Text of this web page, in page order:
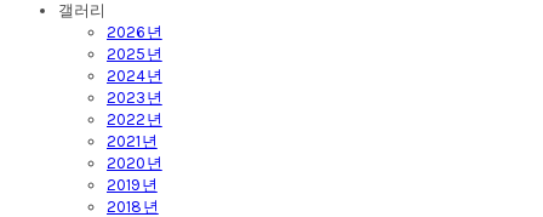
갤러리
2026년
2025년
2024년
2023년
2022년
2021년
2020년
2019년
2018년